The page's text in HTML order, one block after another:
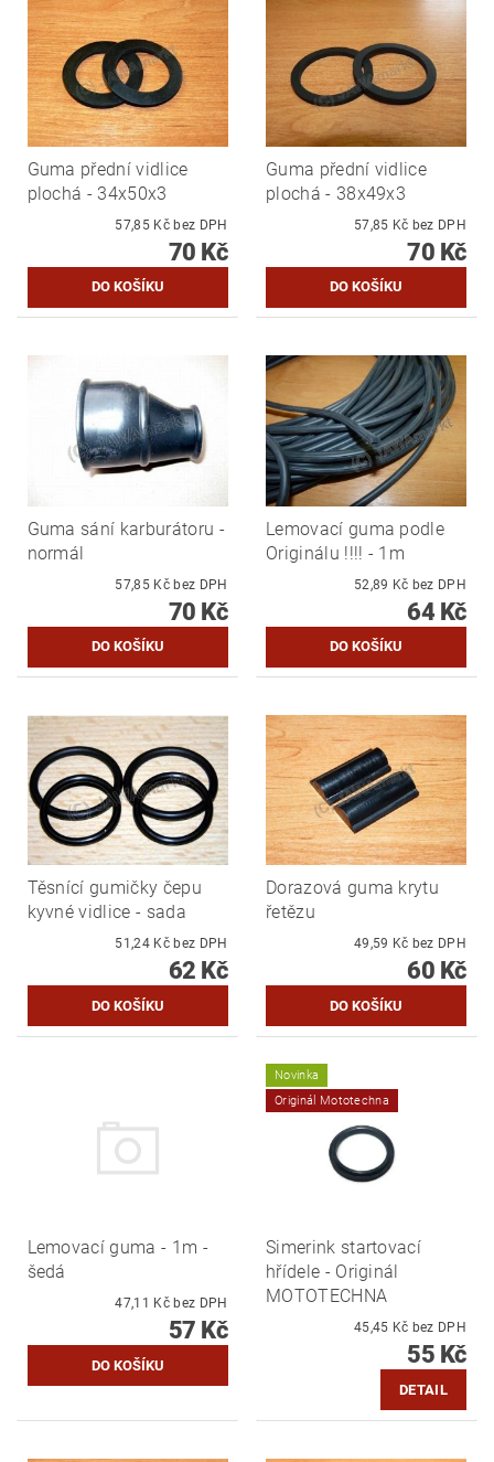
Guma přední vidlice
plochá - 34x50x3
57,85 Kč bez DPH
70 Kč
Guma přední vidlice
plochá - 38x49x3
57,85 Kč bez DPH
70 Kč
Guma sání karburátoru -
normál
57,85 Kč bez DPH
70 Kč
Lemovací guma podle
Originálu !!!! - 1m
52,89 Kč bez DPH
64 Kč
Těsnící gumičky čepu
kyvné vidlice - sada
51,24 Kč bez DPH
62 Kč
Dorazová guma krytu
řetězu
49,59 Kč bez DPH
60 Kč
Lemovací guma - 1m -
šedá
47,11 Kč bez DPH
57 Kč
Novinka
Originál Mototechna
Simerink startovací
hřídele - Originál
MOTOTECHNA
45,45 Kč bez DPH
55 Kč
DETAIL